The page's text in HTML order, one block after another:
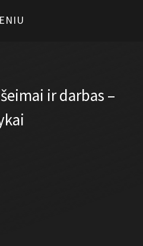
ir darbas –